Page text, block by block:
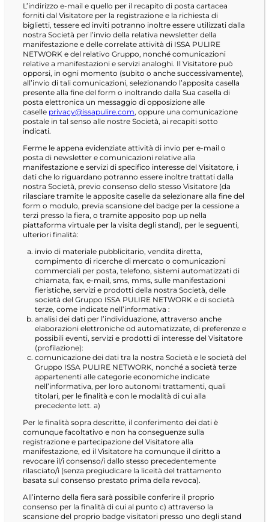
L’indirizzo e-mail e quello per il recapito di posta cartacea
forniti dal Visitatore per la registrazione e la richiesta di
biglietti, tessere ed inviti potranno inoltre essere utilizzati dalla
nostra Società per l’invio della relativa newsletter della
manifestazione e delle correlate attività di ISSA PULIRE
NETWORK e del relativo Gruppo, nonché comunicazioni
relative a manifestazioni e servizi analoghi. Il Visitatore può
opporsi, in ogni momento (subito o anche successivamente),
all’invio di tali comunicazioni, selezionando l’apposita casella
presente alla fine del form o inoltrando dalla Sua casella di
posta elettronica un messaggio di opposizione alle
caselle privacy@issapulire.com, oppure una comunicazione
postale in tal senso alle nostre Società, ai recapiti sotto
indicati.
Ferme le appena evidenziate attività di invio per e-mail o
posta di newsletter e comunicazioni relative alla
manifestazione e servizi di specifico interesse del Visitatore, i
dati che lo riguardano potranno essere inoltre trattati dalla
nostra Società, previo consenso dello stesso Visitatore (da
rilasciare tramite le apposite caselle da selezionare alla fine del
form o modulo, previa scansione del badge per la cessione a
terzi presso la fiera, o tramite apposito pop up nella
piattaforma virtuale per la visita degli stand), per le seguenti,
ulteriori finalità:
invio di materiale pubblicitario, vendita diretta,
compimento di ricerche di mercato o comunicazioni
commerciali per posta, telefono, sistemi automatizzati di
chiamata, fax, e-mail, sms, mms, sulle manifestazioni
fieristiche, servizi e prodotti della nostra Società, delle
società del Gruppo ISSA PULIRE NETWORK e di società
terze, come indicate nell’informativa :
analisi dei dati per l’individuazione, attraverso anche
elaborazioni elettroniche od automatizzate, di preferenze e
possibili eventi, servizi e prodotti di interesse del Visitatore
(profilazione):
comunicazione dei dati tra la nostra Società e le società del
Gruppo ISSA PULIRE NETWORK, nonché a società terze
appartenenti alle categorie economiche indicate
nell’informativa, per loro autonomi trattamenti, quali
titolari, per le finalità e con le modalità di cui alla
precedente lett. a)
Per le finalità sopra descritte, il conferimento dei dati è
comunque facoltativo e non ha conseguenze sulla
registrazione e partecipazione del Visitatore alla
manifestazione, ed il Visitatore ha comunque il diritto a
revocare il/i consenso/i dallo stesso precedentemente
rilasciato/i (senza pregiudicare la liceità del trattamento
basata sul consenso prestato prima della revoca).
All’interno della fiera sarà possibile conferire il proprio
consenso per la finalità di cui al punto c) attraverso la
scansione del proprio badge visitatori presso uno degli stand